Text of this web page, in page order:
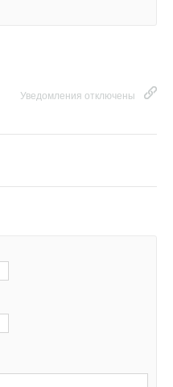
Уведомления отключены